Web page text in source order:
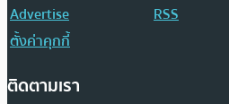
Advertise
RSS
ตั้งค่าคุกกี้
ติดตามเรา